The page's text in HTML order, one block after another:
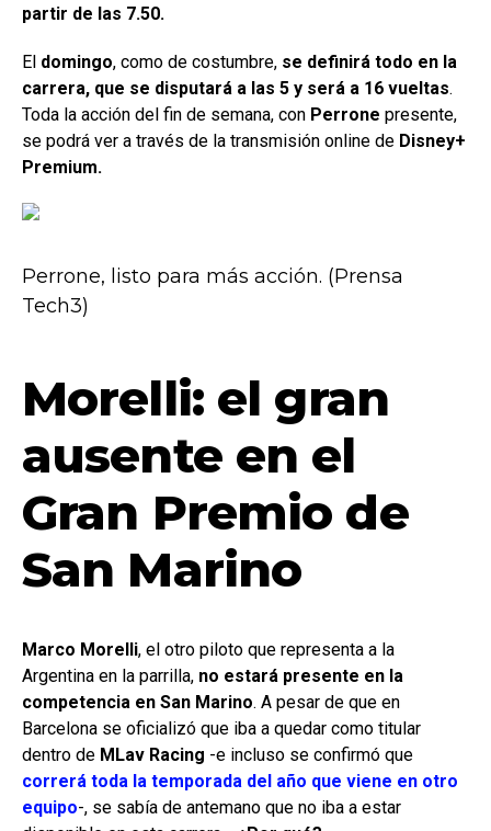
partir de las 7.50.
El domingo, como de costumbre, se definirá todo en la
carrera, que se disputará a las 5 y será a 16 vueltas.
Toda la acción del fin de semana, con Perrone presente,
se podrá ver a través de la transmisión online de Disney+
Premium.
Perrone, listo para más acción. (Prensa
Tech3)
Morelli: el gran
ausente en el
Gran Premio de
San Marino
Marco Morelli, el otro piloto que representa a la
Argentina en la parrilla, no estará presente en la
competencia en San Marino. A pesar de que en
Barcelona se oficializó que iba a quedar como titular
dentro de MLav Racing -e incluso se confirmó que
correrá toda la temporada del año que viene en otro
equipo-, se sabía de antemano que no iba a estar